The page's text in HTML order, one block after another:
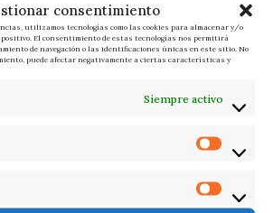
consentimiento
utilizamos tecnologías como las cookies para almacenar y/o
El consentimiento de estas tecnologías nos permitirá
de navegación o las identificaciones únicas en este sitio. No
puede afectar negativamente a ciertas características y
Siempre activo
de masas entre selfis, mientras
ministros como Mónica García y
a líderes como Ione Belarra,
exenta de color local, con Marta
ante la mirada de miles de
convivió con las demandas sociales